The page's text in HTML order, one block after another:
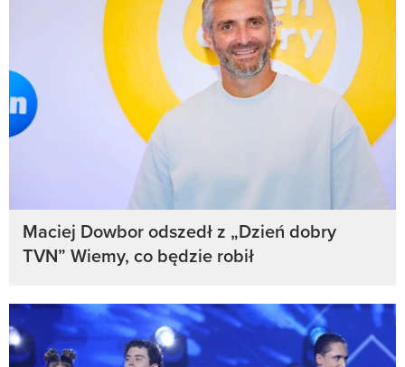
Maciej Dowbor odszedł z „Dzień dobry
TVN” Wiemy, co będzie robił